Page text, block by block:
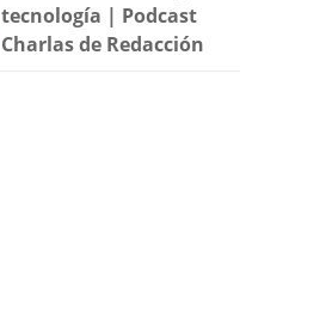
tecnología | Podcast
Charlas de Redacción